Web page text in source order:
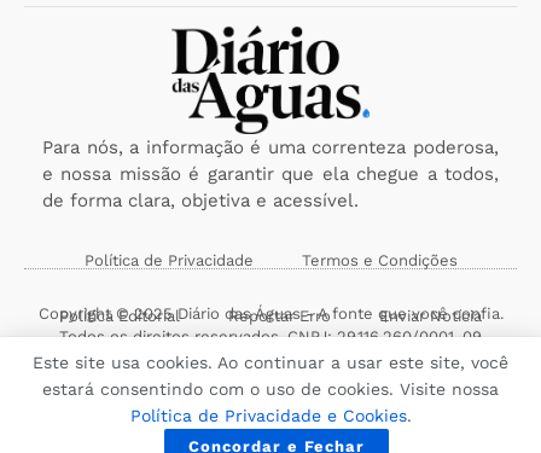
Para nós, a informação é uma correnteza poderosa,
e nossa missão é garantir que ela chegue a todos,
de forma clara, objetiva e acessível.
Política de Privacidade Termos e Condições
Política Editorial Reportar Erro Enviar Notícia
Copyright © 2025 Diário das Águas - A fonte que você confia.
Todos os direitos reservados. CNPJ: 29.116.260/0001-09
Este site usa cookies. Ao continuar a usar este site, você
estará consentindo com o uso de cookies. Visite nossa
Política de Privacidade e Cookies.
Concordar e Fechar